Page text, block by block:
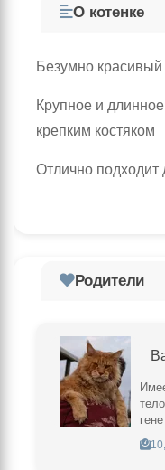
О котенке
Безумно
Крупное и
крепким костяком
Отлично подходит
Родители